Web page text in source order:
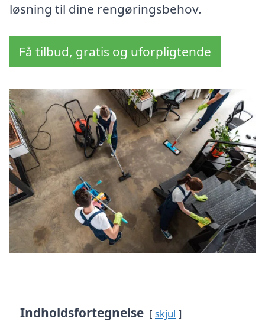
løsning til dine rengøringsbehov.
Få tilbud, gratis og uforpligtende
Indholdsfortegnelse skjul